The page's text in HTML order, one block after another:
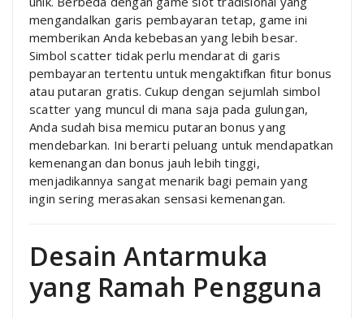
mengandalkan garis pembayaran tetap, game ini
memberikan Anda kebebasan yang lebih besar.
Simbol scatter tidak perlu mendarat di garis
pembayaran tertentu untuk mengaktifkan fitur bonus
atau putaran gratis. Cukup dengan sejumlah simbol
scatter yang muncul di mana saja pada gulungan,
Anda sudah bisa memicu putaran bonus yang
mendebarkan. Ini berarti peluang untuk mendapatkan
kemenangan dan bonus jauh lebih tinggi,
menjadikannya sangat menarik bagi pemain yang
ingin sering merasakan sensasi kemenangan.
Desain Antarmuka
yang Ramah Pengguna